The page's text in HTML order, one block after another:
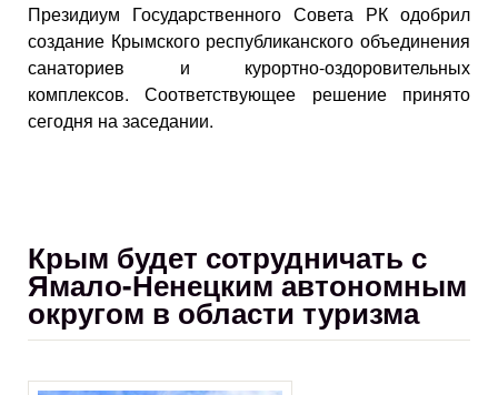
Президиум Государственного Совета РК одобрил
создание Крымского республиканского объединения
санаториев и курортно-оздоровительных
комплексов. Соответствующее решение принято
сегодня на заседании.
Крым будет сотрудничать с
Ямало-Ненецким автономным
округом в области туризма